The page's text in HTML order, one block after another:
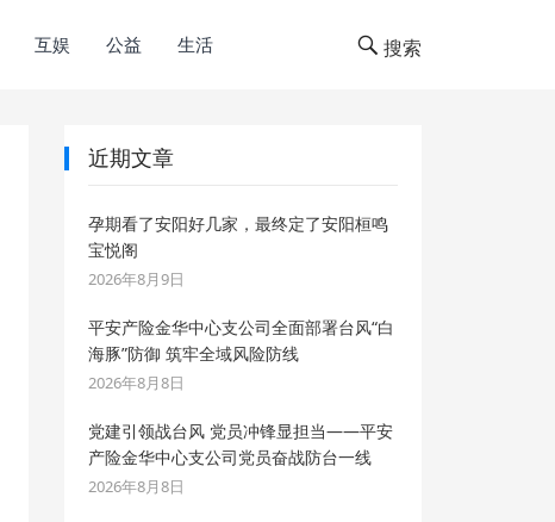
互娱 公益 生活 搜索
近期文章
孕期看了安阳好几家，最终定了安阳桓鸣
宝悦阁
2026年8月9日
平安产险金华中心支公司全面部署台风“白
海豚”防御 筑牢全域风险防线
2026年8月8日
党建引领战台风 党员冲锋显担当——平安
产险金华中心支公司党员奋战防台一线
2026年8月8日